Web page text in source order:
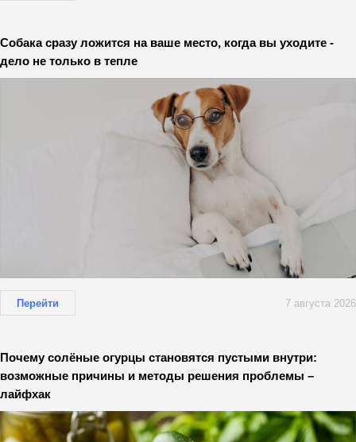
Собака сразу ложится на ваше место, когда вы уходите -
дело не только в тепле
Перейти 7 августа 2026
Почему солёные огурцы становятся пустыми внутри:
возможные причины и методы решения проблемы –
лайфхак